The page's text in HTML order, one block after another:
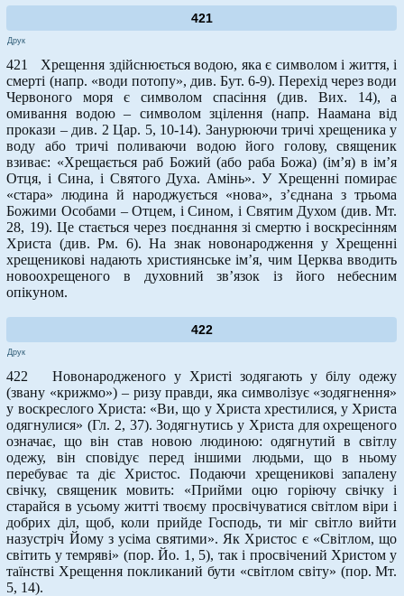
421
Друк
421 Хрещення здійснюється водою, яка є символом і життя, і
смерті (напр. «води потопу», див. Бут. 6-9). Перехід через води
Червоного моря є символом спасіння (див. Вих. 14), а
омивання водою – символом зцілення (напр. Наамана від
прокази – див. 2 Цар. 5, 10-14). Занурюючи тричі хрещеника у
воду або тричі поливаючи водою його голову, священик
взиває: «Хрещається раб Божий (або раба Божа) (ім’я) в ім’я
Отця, і Сина, і Святого Духа. Амінь». У Хрещенні помирає
«стара» людина й народжується «нова», з’єднана з трьома
Божими Особами – Отцем, і Сином, і Святим Духом (див. Мт.
28, 19). Це стається через поєднання зі смертю і воскресінням
Христа (див. Рм. 6). На знак новонародження у Хрещенні
хрещеникові надають християнське ім’я, чим Церква вводить
новоохрещеного в духовний зв’язок із його небесним
опікуном.
422
Друк
422 Новонародженого у Христі зодягають у білу одежу
(звану «крижмо») – ризу правди, яка символізує «зодягнення»
у воскреслого Христа: «Ви, що у Христа хрестилися, у Христа
одягнулися» (Гл. 2, 37). Зодягнутись у Христа для охрещеного
означає, що він став новою людиною: одягнутий в світлу
одежу, він сповідує перед іншими людьми, що в ньому
перебуває та діє Христос. Подаючи хрещеникові запалену
свічку, священик мовить: «Прийми оцю горіючу свічку і
старайся в усьому житті твоєму просвічуватися світлом віри і
добрих діл, щоб, коли прийде Господь, ти міг світло вийти
назустріч Йому з усіма святими». Як Христос є «Світлом, що
світить у темряві» (пор. Йо. 1, 5), так і просвічений Христом у
таїнстві Хрещення покликаний бути «світлом світу» (пор. Мт.
5, 14).